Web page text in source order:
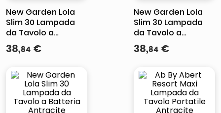
New Garden Lola
Slim 30 Lampada
da Tavolo a
Batteria Grigio
38,84 €
New Garden Lola
Slim 30 Lampada
da Tavolo a
Batteria Oro Rosa
38,84 €